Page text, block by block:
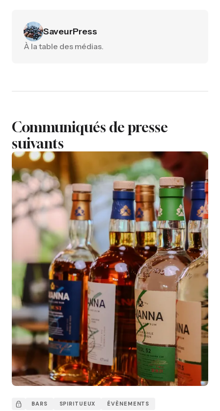
SaveurPress
À la table des médias.
Communiqués de presse
suivants
BARS SPIRITUEUX ÉVÈNEMENTS